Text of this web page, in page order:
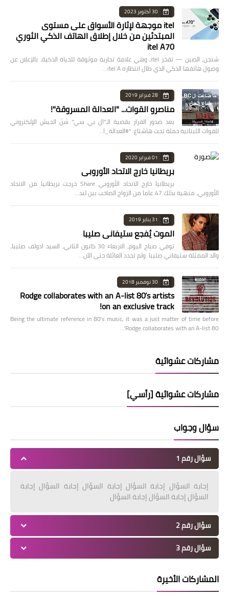
30 أكتوبر 2023
itel موجهة لإثارة الأسواق على مستوى
المبتدئين من خلال إطلاق الهاتف الذكي الثوري
itel A70
شنجن، الصين — تفخر itel، وهي علامة تجارية موثوقة للحياة الذكية، بالإعلان عن
وصول هاتفها الذكي الذي طال انتظاره itel A…
28 فبراير 2019
مناصرو القوات... "العدالة المسروقة"!
بعد صدور القرار بقضية الـ"ال بي سي" شنّ الجيش الإلكتروني
للقوات اللبنانية حملة تحت هاشتاغ: "#العدالة_ا…
01 فبراير 2020
بريطانيا خارج الاتحاد الأوروبي
بريطانيا خارج الاتحاد الأوروبي Share خرجت بريطانيا من الاتحاد
الأوروبي، منهية بذلك 47 عاما من الزواج الصاخب بين لند…
31 يناير 2019
الموت يُفجع ستيفاني صليبا
توفي صباح اليوم، الاربعاء 30 كانون الثاني، السيد ادولف صليبا،
والد الممثلة ستيفاني صليبا. ولم تحدد العائلة حتى الآن…
30 نوفمبر 2018
Rodge collaborates with an A-list 80’s artists
on an exclusive track!
Being the ultimate reference in 80’s music, it was a just matter of time before
Rodge collaborates with an A-list 80’…
مشاركات عشوائية
مشاركات عشوائية [رأسي]
سؤال وجواب
سؤال رقم 1
إجابة السؤال إجابة السؤال إجابة السؤال إجابة السؤال إجابة
السؤال إجابة السؤال إجابة السؤال
سؤال رقم 2
سؤال رقم 3
المشاركات الأخيرة